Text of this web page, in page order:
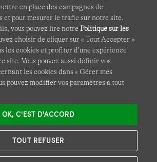
protégé par reCAPTCHA.La politique de
etles conditions d'utilisationde Google
s'appliquent.
COPYRIGHT LANDS' END EUROPE
en place des campagnes de
et pour mesurer le trafic sur notre site.
vous pouvez lire notrePolitique sur les
choisir de cliquer sur « Tout Accepter »
les cookies et profiter d’une expérience
site. Vous pouvez aussi définir vos
les cookies dans « Gérer mes
pouvez modifier vos paramètres à tout
TOUT REFUSER
OK, C'EST D'ACCORD